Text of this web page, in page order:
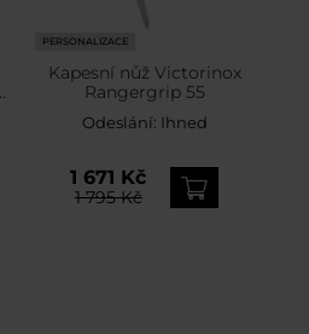
PERSONALIZACE
Kapesní nůž Victorinox
Rangergrip 55
Odeslání: Ihned
1 671 Kč
1 795 Kč